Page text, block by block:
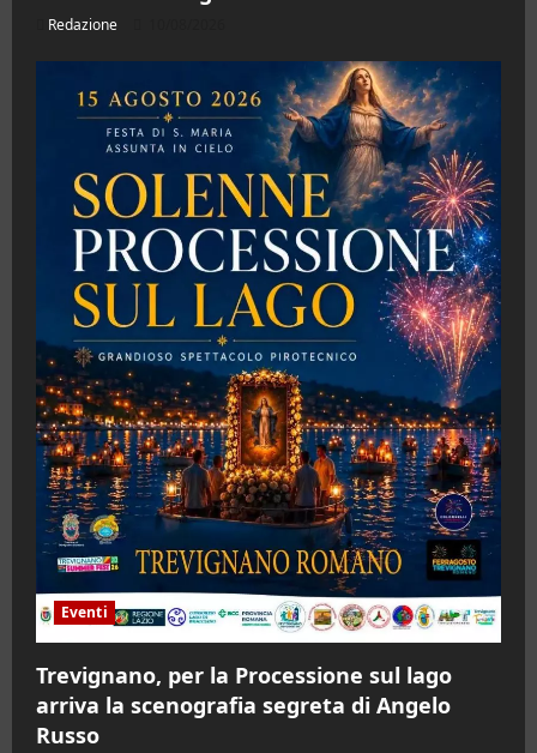
Redazione
Eventi
Trevignano, per la Processione sul lago
arriva la scenografia segreta di Angelo
Russo